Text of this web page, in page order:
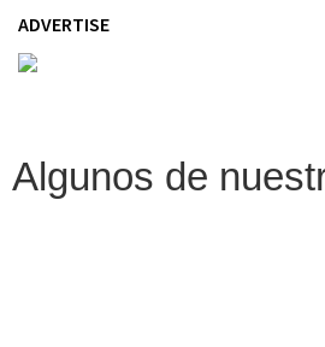
ADVERTISE
Algunos de